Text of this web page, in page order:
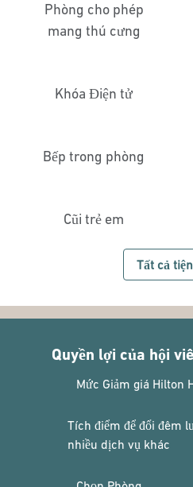
Phòng cho phép
mang thú cưng
Khóa Điện tử
Bếp trong phòng
Cũi trẻ em
Tất cả
Quyền lợi của hội
Mức Giảm giá Hilton
Tích điểm để đổi đêm
nhiều dịch vụ khác